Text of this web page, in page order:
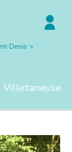
Denis >
Villetaneuse